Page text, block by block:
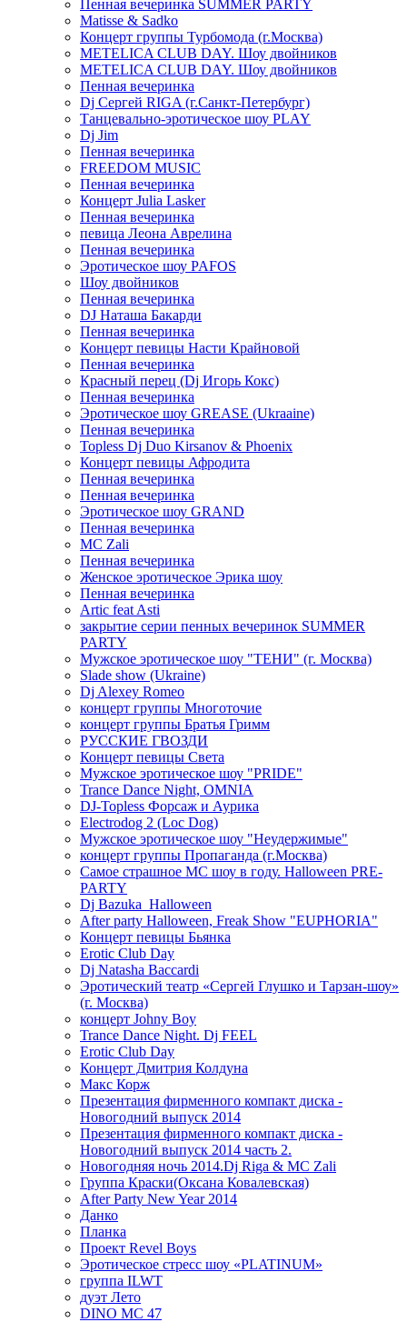
Пенная вечеринка SUMMER PARTY
Matisse & Sadko
Концерт группы Турбомода (г.Москва)
METELICA CLUB DAY. Шоу двойников
METELICA CLUB DAY. Шоу двойников
Пенная вечеринка
Dj Сергей RIGA (г.Санкт-Петербург)
Танцевально-эротическое шоу PLAY
Dj Jim
Пенная вечеринка
FREEDOM MUSIC
Пенная вечеринка
Концерт Julia Lasker
Пенная вечеринка
певица Леона Аврелина
Пенная вечеринка
Эротическое шоу PAFOS
Шоу двойников
Пенная вечеринка
DJ Наташа Бакарди
Пенная вечеринка
Концерт певицы Насти Крайновой
Пенная вечеринка
Красный перец (Dj Игорь Кокс)
Пенная вечеринка
Эротическое шоу GREASE (Ukraaine)
Пенная вечеринка
Topless Dj Duo Kirsanov & Phoenix
Концерт певицы Афродита
Пенная вечеринка
Пенная вечеринка
Эротическое шоу GRAND
Пенная вечеринка
MC Zali
Пенная вечеринка
Женское эротическое Эрика шоу
Пенная вечеринка
Artic feat Asti
закрытие серии пенных вечеринок SUMMER
PARTY
Мужское эротическое шоу "ТЕНИ" (г. Москва)
Slade show (Ukraine)
Dj Alexey Romeo
концерт группы Многоточие
концерт группы Братья Гримм
РУССКИЕ ГВОЗДИ
Концерт певицы Света
Мужское эротическое шоу "PRIDE"
Trance Dance Night, OMNIA
DJ-Topless Форсаж и Аурика
Electrodog 2 (Loc Dog)
Мужское эротическое шоу "Неудержимые"
концерт группы Пропаганда (г.Москва)
Самое страшное МС шоу в году. Halloween PRE-
PARTY
Dj Bazuka_Halloween
After party Halloween, Freak Show "EUPHORIA"
Концерт певицы Бьянка
Erotic Club Day
Dj Natasha Baccardi
Эротический театр «Сергей Глушко и Тарзан-шоу»
(г. Москва)
концерт Johny Boy
Trance Dance Night. Dj FEEL
Erotic Club Day
Концерт Дмитрия Колдуна
Макс Корж
Презентация фирменного компакт диска -
Новогодний выпуск 2014
Презентация фирменного компакт диска -
Новогодний выпуск 2014 часть 2.
Новогодняя ночь 2014.Dj Riga & MC Zali
Группа Краски(Оксана Ковалевская)
After Party New Year 2014
Данко
Планка
Проект Revel Boys
Эротическое стресс шоу «PLATINUM»
группа ILWT
дуэт Лето
DINO MC 47